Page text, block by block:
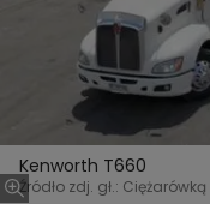
Kenworth T660
Źródło zdj. gł.: